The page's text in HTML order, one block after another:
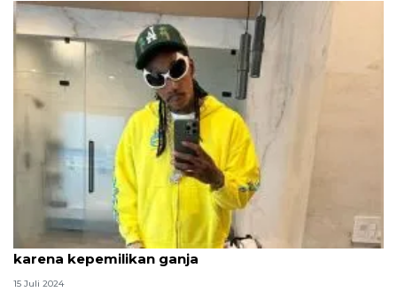
Wiz Khalifa ditangkap saat tampil di Rumania
karena kepemilikan ganja
15 Juli 2024